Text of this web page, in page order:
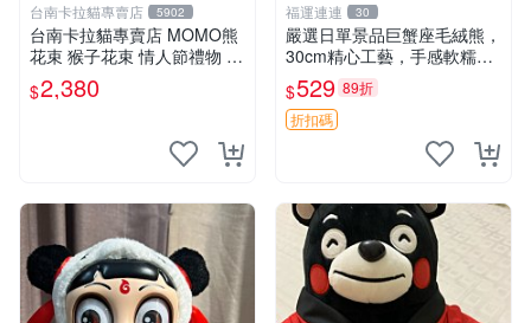
台南卡拉貓專賣店 5902
台南卡拉貓專賣店 MOMO熊
花束 猴子花束 情人節禮物 二
選一 可繡字 可今天寄明天到
$2,380
福運連連 30
嚴選日單景品巨蟹座毛絨熊，
30cm精心工藝，手感軟糯推
薦收藏送人 巨蟹座 毛絨玩具
精緻做工
$529 89折
折扣碼